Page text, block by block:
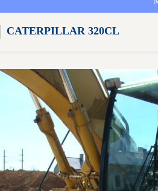
CATERPILLAR 320CL